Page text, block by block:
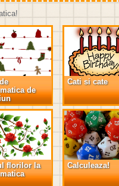
de
Cati si cate
florilor la
Calculeaza!